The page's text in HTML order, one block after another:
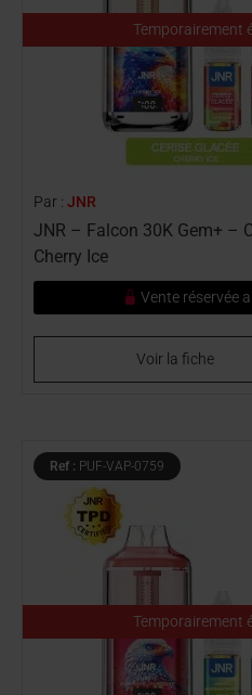
Temporairement
Par : JNR
JNR – Falcon 30K Gem+ –
Cherry Ice
Vente réservée
Voir la fiche
Ref : PUF-VAP-0759
Temporairement